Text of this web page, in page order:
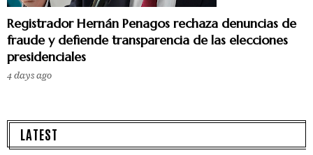
Registrador Hernán Penagos rechaza denuncias de
fraude y defiende transparencia de las elecciones
presidenciales
4 days ago
LATEST